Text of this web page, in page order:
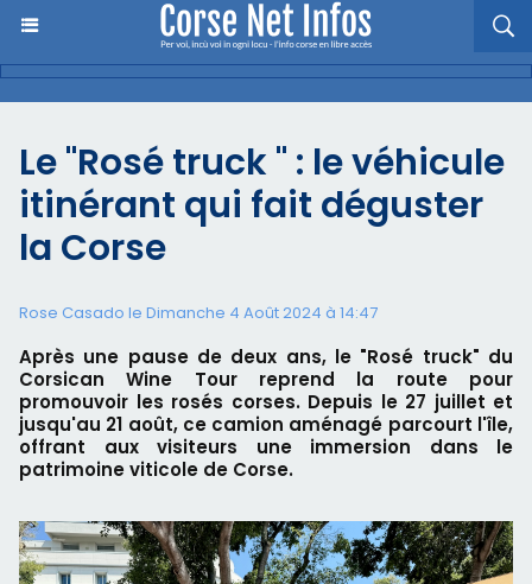
Le "Rosé truck " : le véhicule
itinérant qui fait déguster
la Corse
Rose Casado le Dimanche 4 Août 2024 à 14:47
Après une pause de deux ans, le "Rosé truck" du
Corsican Wine Tour reprend la route pour
promouvoir les rosés corses. Depuis le 27 juillet et
jusqu'au 21 août, ce camion aménagé parcourt l'île,
offrant aux visiteurs une immersion dans le
patrimoine viticole de Corse.